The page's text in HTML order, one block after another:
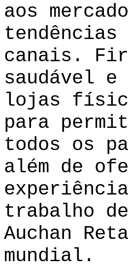
aos
tendências
canais.
saudável
lojas
para
todos os
além de
trabalho
Auchan
mundial.